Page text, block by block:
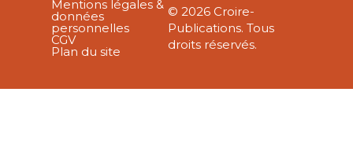
Mentions légales &
données
personnelles
CGV
Plan du site
© 2026 Croire-
Publications. Tous
droits réservés.